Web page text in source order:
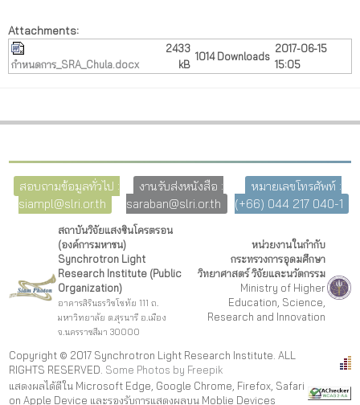
Attachments:
กำหนดการ_SRA_Chula.docx
2433
kB
1014 Downloads
2017-06-15
15:05
สอบถามข้อมูลทั่วไป :
siampl@slri.or.th
งานรับส่งหนังสือ :
saraban@slri.or.th
หมายเลขโทรศัพท์ :
(+66) 044 217 040-1
สถาบันวิจัยแสงซินโครตรอน
(องค์การมหาชน)
Synchrotron Light
Research Institute (Public
Organization)
อาคารสิรินธรวิชโชทัย 111 ถ.
มหาวิทยาลัย ต.สุรนารี อ.เมือง
จ.นครราชสีมา 30000
หน่วยงานในกำกับ
กระทรวงการอุดมศึกษา
วิทยาศาสตร์ วิจัยและนวัตกรรม
Ministry of Higher
Education, Science,
Research and Innovation
Copyright © 2017 Synchrotron Light Research Institute. ALL
RIGHTS RESERVED. Some Photos by Freepik
แสดงผลได้ดีใน Microsoft Edge, Google Chrome, Firefox, Safari
on Apple Device และรองรับการแสดงผลบน Moblie Devices